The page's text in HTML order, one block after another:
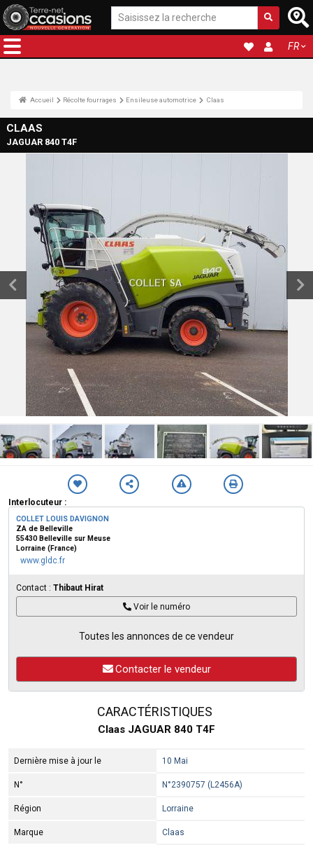
FR
Accueil Récolte fourrages Ensileuse automotrice Claas
CLAAS
JAGUAR 840 T4F
Interlocuteur :
COLLET LOUIS DAVIGNON
ZA de Belleville
55430 Belleville sur Meuse
Lorraine (France)
www.gldc.fr
Contact : Thibaut Hirat
Voir le numéro
Toutes les annonces de ce vendeur
Contacter le vendeur
CARACTÉRISTIQUES
Claas JAGUAR 840 T4F
Dernière mise à jour le 10 Mai
N° N°2390757 (L2456A)
Région Lorraine
Marque Claas